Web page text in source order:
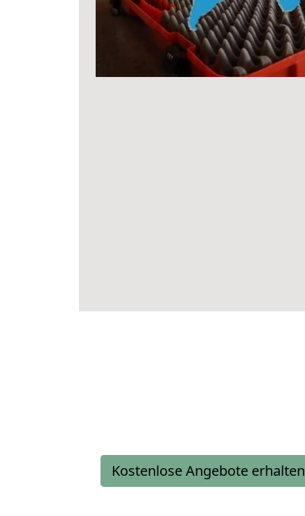
Kostenlose Angebote erhalten